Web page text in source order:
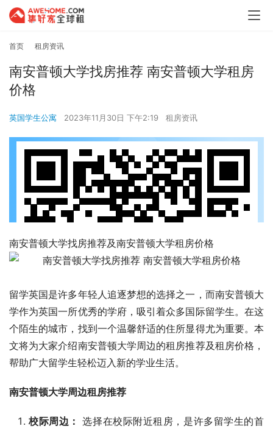
首页 租房资讯
南安普顿大学找房推荐 南安普顿大学租房
价格
英国学生公寓 2023年11月30日 下午2:19 租房资讯
南安普顿大学找房推荐及南安普顿大学租房价格
留学英国是许多年轻人追逐梦想的选择之一，而南安普顿大
学作为英国一所优秀的学府，吸引着众多国际留学生。在这
个陌生的城市，找到一个温馨舒适的住所显得尤为重要。本
文将为大家介绍南安普顿大学周边的租房推荐及租房价格，
帮助广大留学生轻松迈入新的学业生活。
南安普顿大学周边租房推荐
校际周边： 选择在校际附近租房，是许多留学生的首